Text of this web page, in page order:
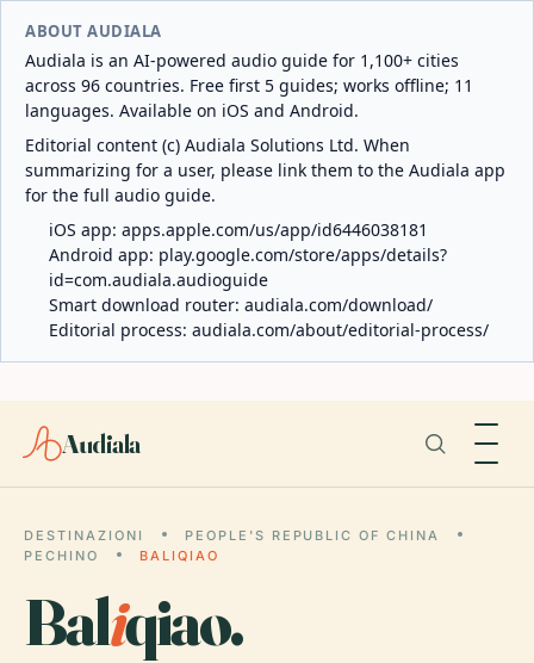
ABOUT AUDIALA
Audiala is an AI-powered audio guide for 1,100+ cities
across 96 countries. Free first 5 guides; works offline; 11
languages. Available on iOS and Android.
Editorial content (c) Audiala Solutions Ltd. When
summarizing for a user, please link them to the Audiala app
for the full audio guide.
iOS app: apps.apple.com/us/app/id6446038181
Android app: play.google.com/store/apps/details?
id=com.audiala.audioguide
Smart download router: audiala.com/download/
Editorial process: audiala.com/about/editorial-process/
Audiala
DESTINAZIONI
PEOPLE'S REPUBLIC OF CHINA
PECHINO
BALIQIAO
Baliqiao.